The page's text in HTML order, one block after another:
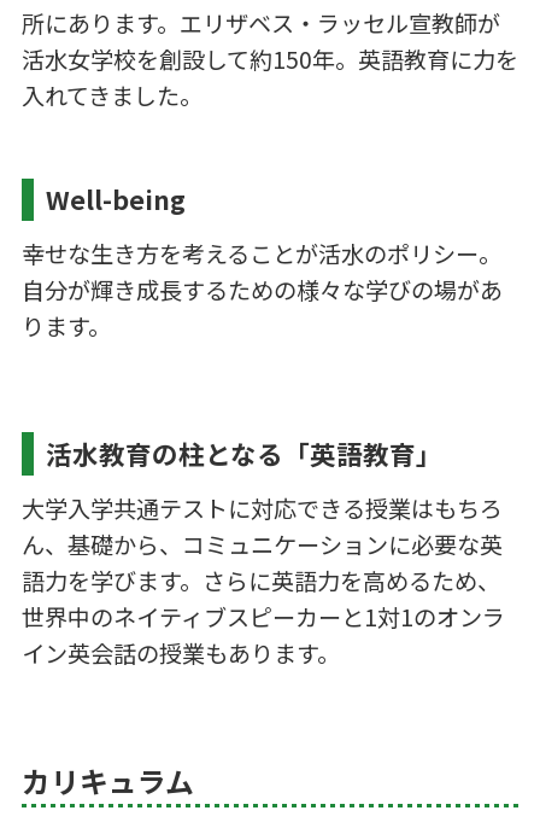
所にあります。エリザベス・ラッセル宣教師が
活水女学校を創設して約150年。英語教育に力を
入れてきました。
Well-being
幸せな生き方を考えることが活水のポリシー。
自分が輝き成長するための様々な学びの場があ
ります。
活水教育の柱となる「英語教育」
大学入学共通テストに対応できる授業はもちろ
ん、基礎から、コミュニケーションに必要な英
語力を学びます。さらに英語力を高めるため、
世界中のネイティブスピーカーと1対1のオンラ
イン英会話の授業もあります。
カリキュラム